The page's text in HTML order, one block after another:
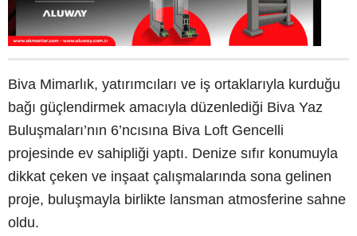
Biva Mimarlık, yatırımcıları ve iş ortaklarıyla kurduğu
bağı güçlendirmek amacıyla düzenlediği Biva Yaz
Buluşmaları’nın 6’ncısına Biva Loft Gencelli
projesinde ev sahipliği yaptı. Denize sıfır konumuyla
dikkat çeken ve inşaat çalışmalarında sona gelinen
proje, buluşmayla birlikte lansman atmosferine sahne
oldu.